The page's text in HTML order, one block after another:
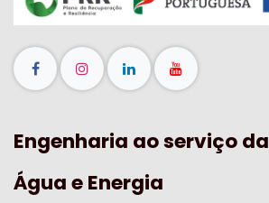
Engenharia ao serviço da
Água e Energia